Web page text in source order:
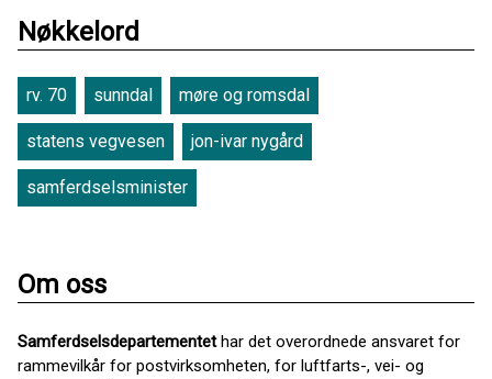
Nøkkelord
rv. 70 sunndal møre og romsdal
statens vegvesen jon-ivar nygård
samferdselsminister
Om oss
Samferdselsdepartementethar det overordnede ansvaret for
rammevilkår for postvirksomheten, for luftfarts-, vei- og